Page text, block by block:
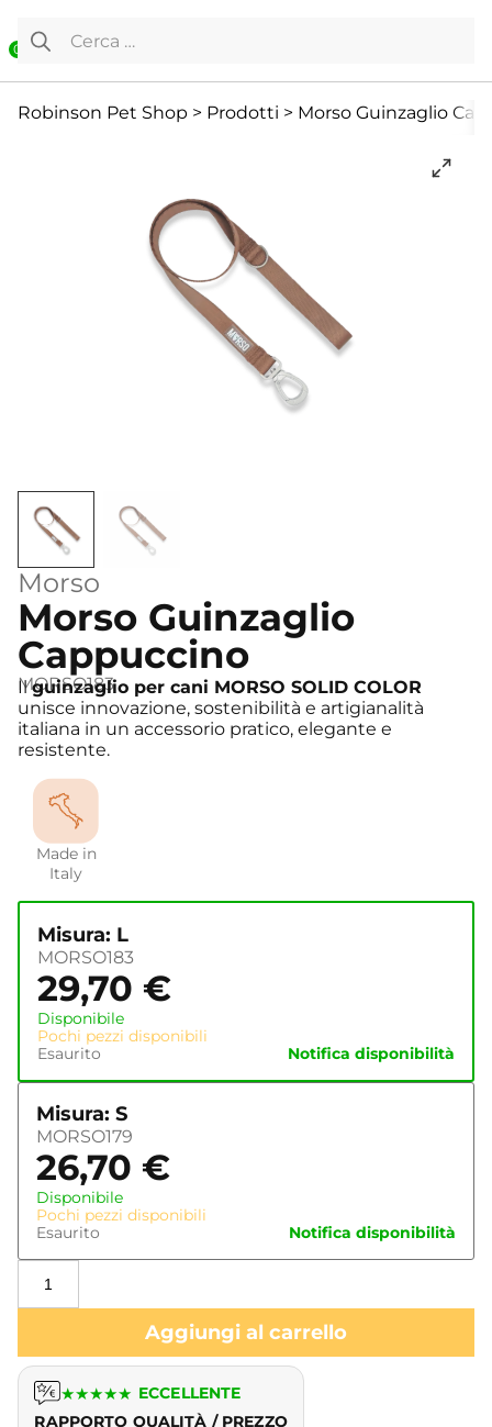
0
Ricerca per:
Robinson Pet Shop > Prodotti > Morso Guinzaglio
Morso
Morso Guinzaglio
Cappuccino
MORSO183
Ilguinzaglio per cani MORSO SOLID COLOR
unisce innovazione, sostenibilità e artigianalità
italiana in un accessorio pratico, elegante e
resistente.
Made in
Italy
Misura: L
MORSO183
29,70 €
Disponibile
Pochi pezzi disponibili
Esaurito
Notifica disponibilità
Misura: S
MORSO179
26,70 €
Disponibile
Pochi pezzi disponibili
Esaurito
Notifica disponibilità
Aggiungi al carrello
★★★★★ ECCELLENTE
RAPPORTO QUALITÀ / PREZZO